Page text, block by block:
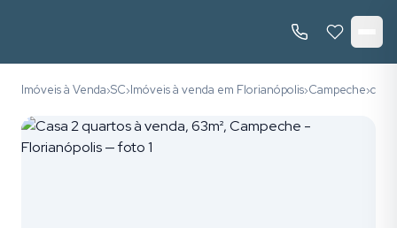
Imóveis à Venda›SC›Imóveis à venda em Florianópolis›Campeche›